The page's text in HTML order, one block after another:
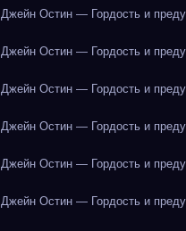
Джейн Остин — Гордость и
Джейн Остин — Гордость и
Джейн Остин — Гордость и
Джейн Остин — Гордость и
Джейн Остин — Гордость и
Джейн Остин — Гордость и